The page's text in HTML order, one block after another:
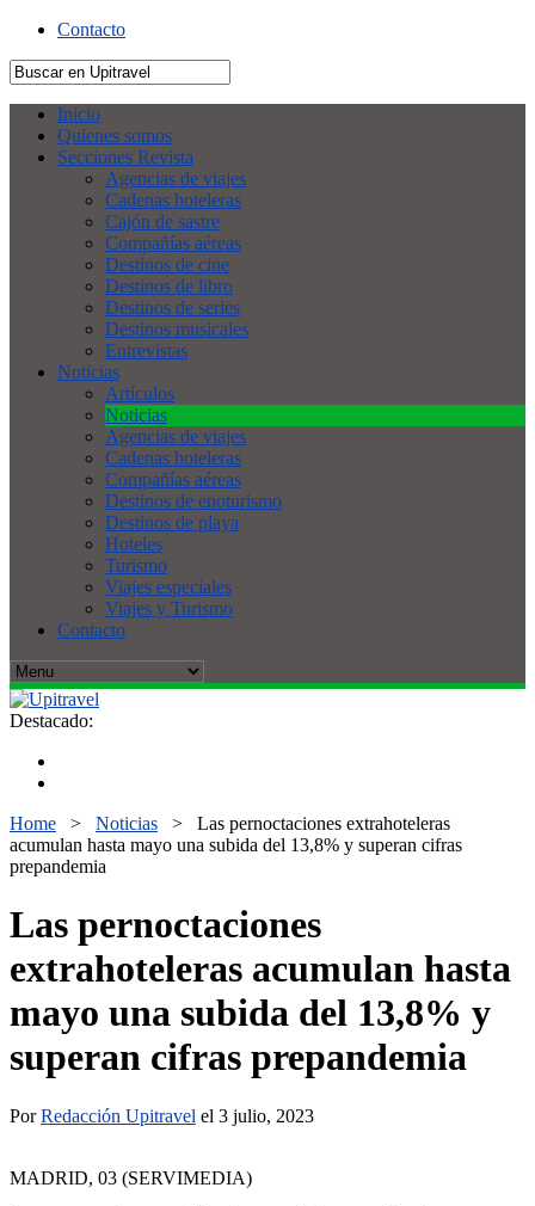
Contacto
Inicio
Quienes somos
Secciones Revista
Agencias de viajes
Cadenas hoteleras
Cajón de sastre
Compañías aéreas
Destinos de cine
Destinos de libro
Destinos de series
Destinos musicales
Entrevistas
Noticias
Artículos
Noticias
Agencias de viajes
Cadenas hoteleras
Compañías aéreas
Destinos de enoturismo
Destinos de playa
Hoteles
Turismo
Viajes especiales
Viajes y Turismo
Contacto
Destacado:
Home > Noticias > Las pernoctaciones extrahoteleras
acumulan hasta mayo una subida del 13,8% y superan cifras
prepandemia
Las pernoctaciones
extrahoteleras acumulan hasta
mayo una subida del 13,8% y
superan cifras prepandemia
PorRedacción Upitravel el 3 julio, 2023
MADRID, 03 (SERVIMEDIA)